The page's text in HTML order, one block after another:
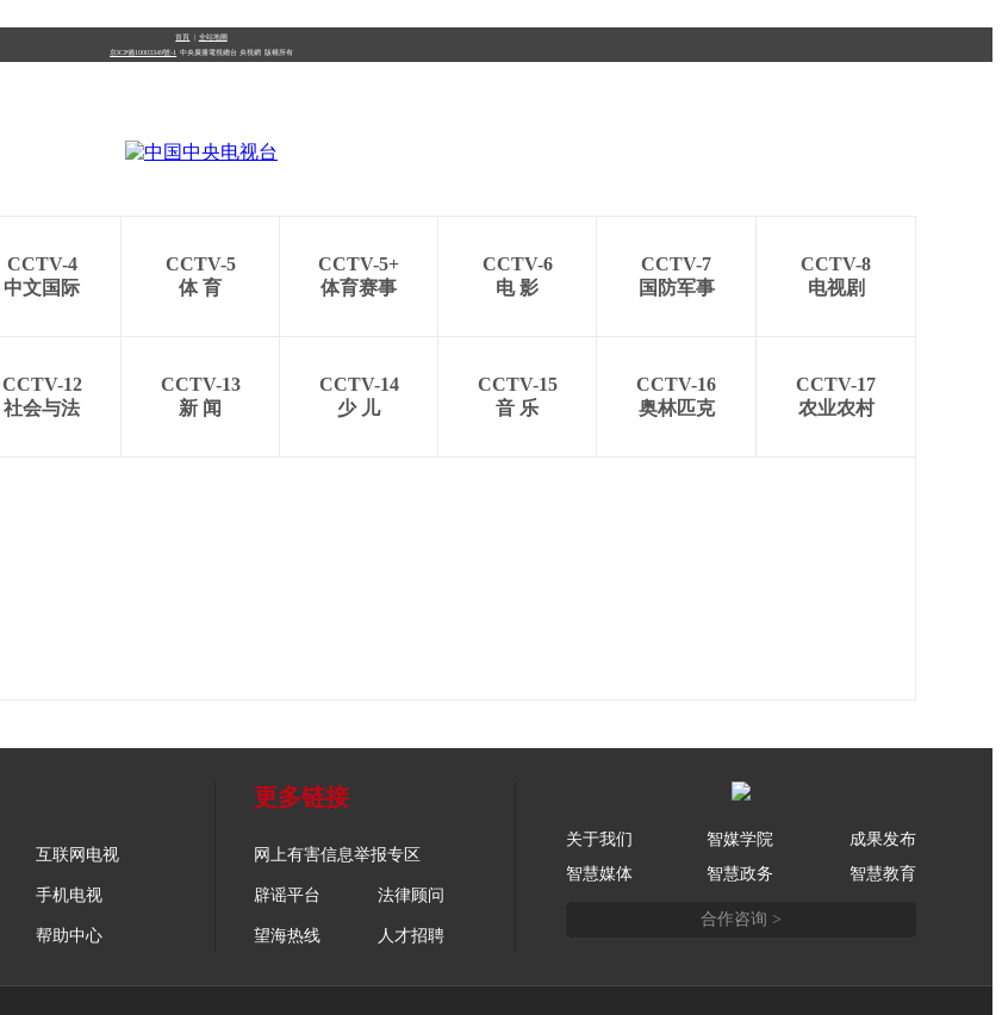
首頁 全站地圖
京ICP備10003349號-1 中央廣播電視總台 央視網 版權所有
CCTV-4
中文国际
CCTV-5
体 育
CCTV-5+
体育赛事
CCTV-6
电 影
CCTV-7
国防军事
CCTV-8
电视剧
CCTV-12
社会与法
CCTV-13
新 闻
CCTV-14
少 儿
CCTV-15
音 乐
CCTV-16
奥林匹克
CCTV-17
农业农村
互联网电视
手机电视
帮助中心
更多链接
网上有害信息举报专区
辟谣平台 法律顾问
望海热线 人才招聘
关于我们 智媒学院
成果发布
智慧媒体
智慧政务 智慧教育
合作咨询 >